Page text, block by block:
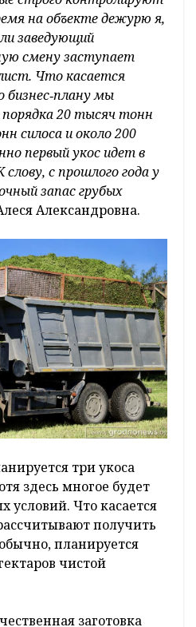
на объекте дежурю я,
заведующий
смену заступает
Что касается
бизнес‑плану мы
20 тысяч тонн
силоса и около 200
первый укос идет в
с прошлого года у
запас грубых
Александровна.
три укоса
здесь многое будет
условий. Что касается
получить
планируется
чистой
заготовка